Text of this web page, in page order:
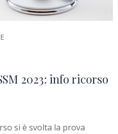
2023: info ricorso
si è svolta la prova